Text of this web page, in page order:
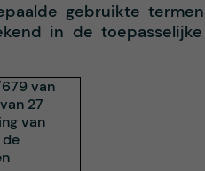
gebruikte
in de
van
27
van